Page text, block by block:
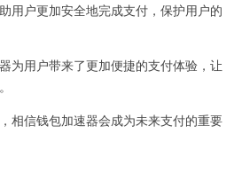
户更加安全地完成支付，保护用户的
用户带来了更加便捷的支付体验，让
信钱包加速器会成为未来支付的重要